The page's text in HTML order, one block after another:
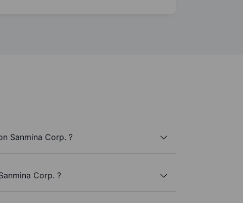
Sanmina Corp. ?
Corp. ?